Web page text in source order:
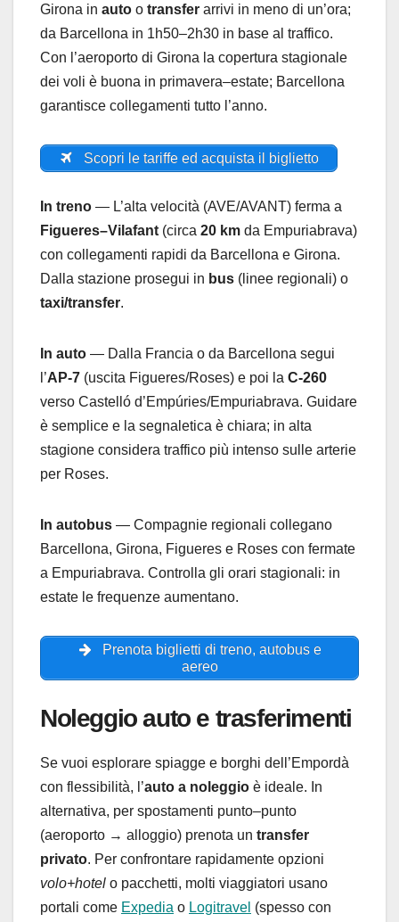
Girona in auto o transfer arrivi in meno di un’ora;
da Barcellona in 1h50–2h30 in base al traffico.
Con l’aeroporto di Girona la copertura stagionale
dei voli è buona in primavera–estate; Barcellona
garantisce collegamenti tutto l’anno.
Scopri le tariffe ed acquista il biglietto
In treno — L’alta velocità (AVE/AVANT) ferma a
Figueres–Vilafant (circa 20 km da Empuriabrava)
con collegamenti rapidi da Barcellona e Girona.
Dalla stazione prosegui in bus (linee regionali) o
taxi/transfer.
In auto — Dalla Francia o da Barcellona segui
l’AP-7 (uscita Figueres/Roses) e poi la C-260
verso Castelló d’Empúries/Empuriabrava. Guidare
è semplice e la segnaletica è chiara; in alta
stagione considera traffico più intenso sulle arterie
per Roses.
In autobus — Compagnie regionali collegano
Barcellona, Girona, Figueres e Roses con fermate
a Empuriabrava. Controlla gli orari stagionali: in
estate le frequenze aumentano.
Prenota biglietti di treno, autobus e
aereo
Noleggio auto e trasferimenti
Se vuoi esplorare spiagge e borghi dell’Empordà
con flessibilità, l’auto a noleggio è ideale. In
alternativa, per spostamenti punto–punto
(aeroporto → alloggio) prenota un transfer
privato. Per confrontare rapidamente opzioni
volo+hotel o pacchetti, molti viaggiatori usano
portali come Expedia o Logitravel (spesso con